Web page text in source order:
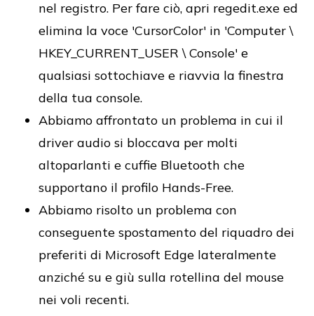
nel registro. Per fare ciò, apri regedit.exe ed
elimina la voce 'CursorColor' in 'Computer \
HKEY_CURRENT_USER \ Console' e
qualsiasi sottochiave e riavvia la finestra
della tua console.
Abbiamo affrontato un problema in cui il
driver audio si bloccava per molti
altoparlanti e cuffie Bluetooth che
supportano il profilo Hands-Free.
Abbiamo risolto un problema con
conseguente spostamento del riquadro dei
preferiti di Microsoft Edge lateralmente
anziché su e giù sulla rotellina del mouse
nei voli recenti.